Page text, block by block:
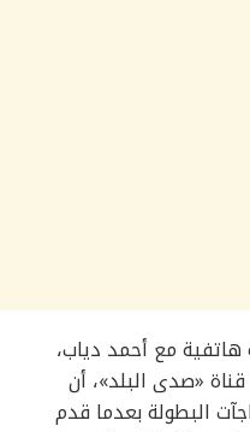
مع أحمد دياب،
قناة «صدى البلد»، أن
البطولة بعدما قدم